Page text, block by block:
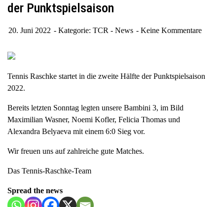
v
der Punktspielsaison
20. Juni 2022 Kategorie: TCR - News Keine Kommentare
Tennis Raschke startet in die zweite Hälfte der Punktspielsaison
2022.
Bereits letzten Sonntag legten unsere Bambini 3, im Bild
Maximilian Wasner, Noemi Kofler, Felicia Thomas und
Alexandra Belyaeva mit einem 6:0 Sieg vor.
Wir freuen uns auf zahlreiche gute Matches.
Das Tennis-Raschke-Team
Spread the news